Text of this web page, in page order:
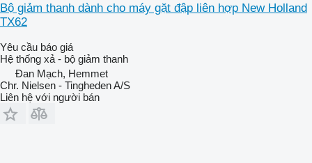
Bộ giảm thanh dành cho máy gặt đập liên hợp New Holland
TX62
Yêu cầu báo giá
Hệ thống xả - bộ giảm thanh
Đan Mạch, Hemmet
Chr. Nielsen - Tingheden A/S
Liên hệ với người bán